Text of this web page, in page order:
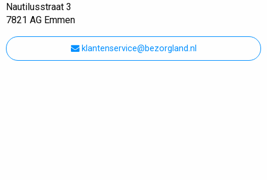
Nautilusstraat 3
7821 AG Emmen
klantenservice@bezorgland.nl